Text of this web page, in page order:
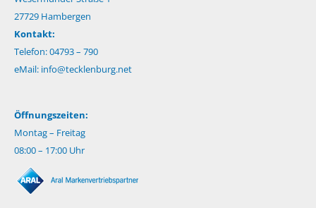
27729 Hambergen
Kontakt:
Telefon: 04793 – 790
eMail: info@tecklenburg.net
Öffnungszeiten:
Montag – Freitag
08:00 – 17:00 Uhr